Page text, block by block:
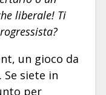
liberale! Ti
un gioco da
siete in
per